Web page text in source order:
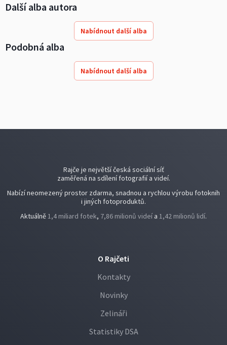
Další alba autora
Nabídnout další alba
Podobná alba
Nabídnout další alba
Rajče je největší česká sociální síť
zaměřená na sdílení fotografií a videí.
Nabízí neomezený prostor zdarma, snadnou a rychlou výrobu fotoknih
i jiných fotoproduktů.
Aktuálně1,4 miliard fotek, 7,86 milionů videí a 1,42 milionů lidí.
O Rajčeti
Kontakty
Novinky
Zelináři
Statistiky DSA